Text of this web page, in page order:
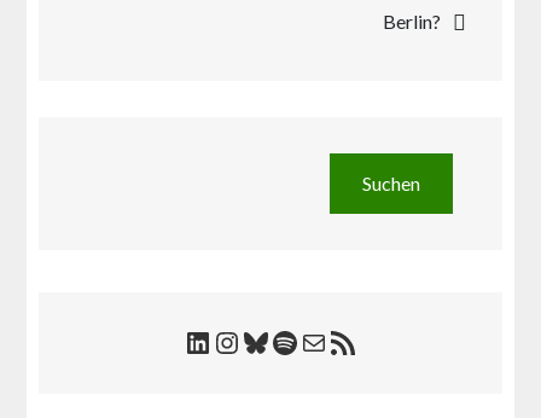
Berlin?
Suchen
LinkedIn
Instagram
Bluesky
Spotify
E-Mail
RSS-Feed